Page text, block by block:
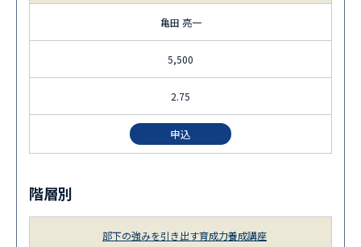
亀田 亮一
5,500
2.75
申込
階層別
部下の強みを引き出す育成力養成講座